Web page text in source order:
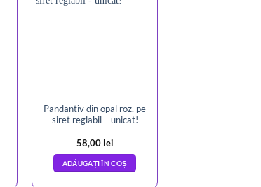
Pandantiv din opal roz, pe
siret reglabil – unicat!
58,00 lei
ADĂUGAȚI ÎN COȘ